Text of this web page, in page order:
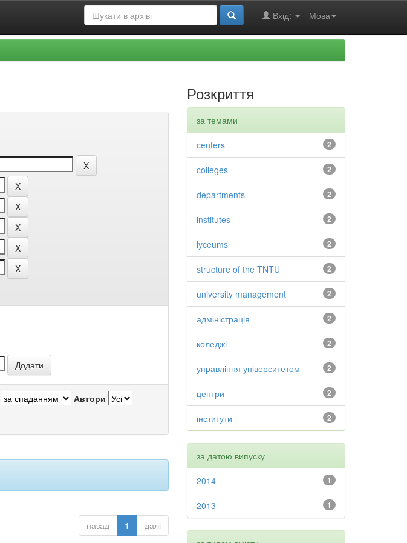
Мова
Вхід:
Автори
назад 1 далі
Розкриття
за темами
2
centers
2
colleges
2
departments
2
institutes
2
lyceums
2
structure of the TNTU
2
university management
2
адміністрація
2
коледжі
2
управління університетом
2
центри
2
інститути
за датою випуску
1
2014
1
2013